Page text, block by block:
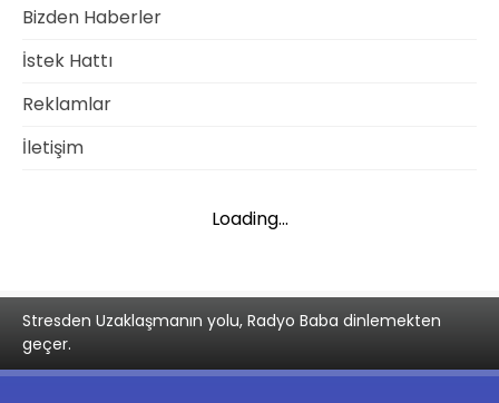
Bizden Haberler
İstek Hattı
Reklamlar
İletişim
Loading...
Stresden Uzaklaşmanın yolu, Radyo Baba dinlemekten
geçer.